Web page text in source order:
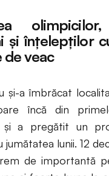
și înțelepților
veac
și-a îmbrăcat
încă din
și a pregătit un
jumătatea lunii. 12
de importantă